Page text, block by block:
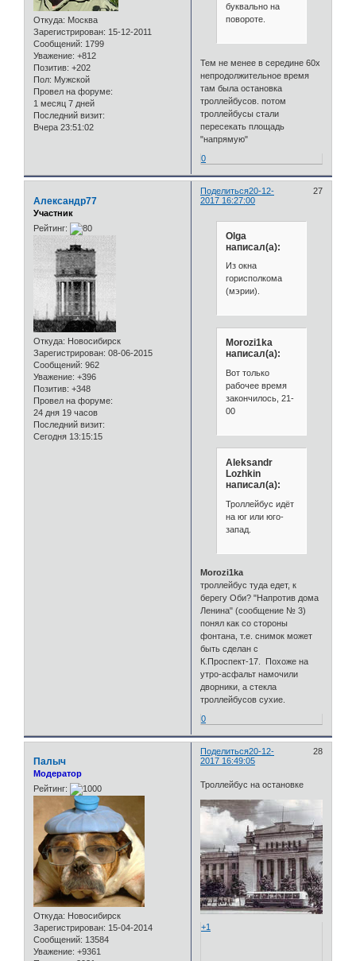
Откуда: Москва
Зарегистрирован: 15-12-2011
Сообщений: 1799
Уважение: +812
Позитив: +202
Пол: Мужской
Провел на форуме:
1 месяц 7 дней
Последний визит:
Вчера 23:51:02
буквально на
повороте.
Тем не менее в середине 60х
непродолжительное время
там была остановка
троллейбусов. потом
троллейбусы стали
пересекать площадь
"напрямую"
0
Поделиться 27
20-12-
2017 16:27:00
Александр77
Участник
Рейтинг:
Откуда: Новосибирск
Зарегистрирован: 08-06-2015
Сообщений: 962
Уважение: +396
Позитив: +348
Провел на форуме:
24 дня 19 часов
Последний визит:
Сегодня 13:15:15
Olga
написал(а):
Из окна
горисполкома
(мэрии).
Morozi1ka
написал(а):
Вот только
рабочее время
закончилось, 21-
00
Aleksandr
Lozhkin
написал(а):
Троллейбус идёт
на юг или юго-
запад.
Morozi1ka
троллейбус туда едет, к
берегу Оби? "Напротив дома
Ленина" (сообщение № 3)
понял как со стороны
фонтана, т.е. снимок может
быть сделан с
К.Проспект-17. Похоже на
утро-асфальт намочили
дворники, а стекла
троллейбусов сухие.
0
Поделиться 28
20-12-
2017 16:49:05
Палыч
Модератор
Рейтинг:
Откуда: Новосибирск
Зарегистрирован: 15-04-2014
Сообщений: 13584
Уважение: +9361
Троллейбус на остановке
+1